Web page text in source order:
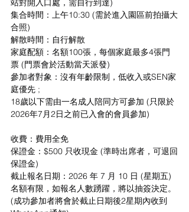
站對開入口處，需自行到達)
集合時間：上午10:30 (需於進入園區前拍攝大
合照)
解散時間：自行解散
家庭配額：名額100張，每個家庭最多4張門
票 (門票會於活動當天派發)
參加者對象：沒有年齡限制，低收入或SEN家
庭優先 ;
18歲以下需由一名成人陪同方可參加 (只限於
2026年7月2日之前已入會的會員參加)
收費：費用全免
保證金：$500 只收現金 (準時出席者，可退回
保證金)
截止報名日期：2026 年 7 月 10 日 (星期五)
名額有限，如報名人數踴躍，將以抽簽決定。
(成功參加者將會於截止日期後2星期內收到